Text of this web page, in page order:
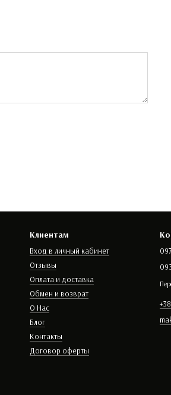
Клиентам
Вход в личный кабинет
Отзывы
Оплата и доставка
Обмен и возврат
О Нас
Блог
Контакты
Договор оферты